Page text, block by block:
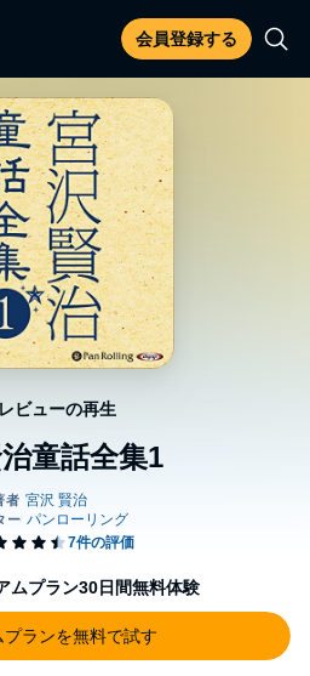
会員登録する
童話全集1
ビューの再生
ムプラン30日間無料体験
プランを無料で試す